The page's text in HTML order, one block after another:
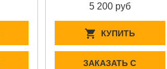
5 200 руб
КУПИТЬ
ЗАКАЗАТЬ С